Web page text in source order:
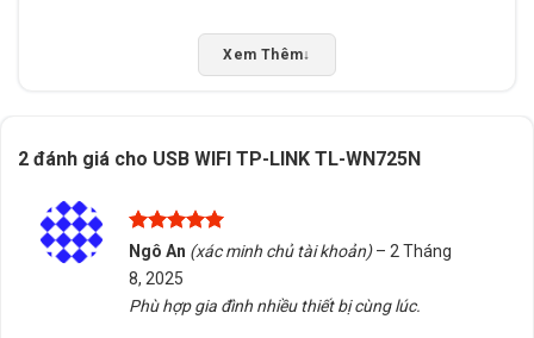
Xem Thêm↓
2 đánh giá cho USB WIFI TP-LINK TL-WN725N
Được xếp
hạng5 5
sao
Ngô An (xác minh chủ tài khoản) – 2 Tháng
8, 2025
Phù hợp gia đình nhiều thiết bị cùng lúc.